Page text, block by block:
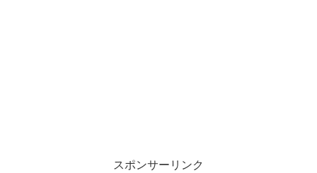
スポンサーリンク